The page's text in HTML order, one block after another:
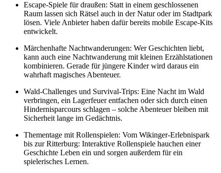
Escape-Spiele für draußen: Statt in einem geschlossenen
Raum lassen sich Rätsel auch in der Natur oder im Stadtpark
lösen. Viele Anbieter haben dafür bereits mobile Escape-Kits
entwickelt.
Märchenhafte Nachtwanderungen: Wer Geschichten liebt,
kann auch eine Nachtwanderung mit kleinen Erzählstationen
kombinieren. Gerade für jüngere Kinder wird daraus ein
wahrhaft magisches Abenteuer.
Wald-Challenges und Survival-Trips: Eine Nacht im Wald
verbringen, ein Lagerfeuer entfachen oder sich durch einen
Hindernisparcours schlagen – solche Abenteuer bleiben mit
Sicherheit lange im Gedächtnis.
Thementage mit Rollenspielen: Vom Wikinger-Erlebnispark
bis zur Ritterburg: Interaktive Rollenspiele hauchen einer
Geschichte Leben ein und sorgen außerdem für ein
spielerisches Lernen.